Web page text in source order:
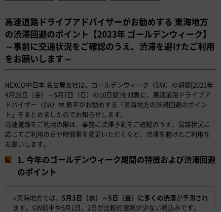
高速道路ドライブアドバイザーがお勧めする 東海地方
の渋滞回避のポイント【2023年 ゴールデンウィーク】
～事前に交通状況をご確認のうえ、渋滞を避けたご利用
をお願いします～
NEXCO中日本 名古屋支社は、ゴールデンウィーク（GW）の期間[2023年
4月28日（金）～5月7日（日）の10日間]を対象に、高速道路ドライブア
ドバイザー（DA）林 修平がお勧めする「東海地方の渋滞回避のポイン
ト」をまとめましたのでお知らせします。
高速道路をご利用の際は、事前に渋滞予測をご確認のうえ、混雑状況に
応じてご利用の日や時間帯を変更いただくなど、渋滞を避けたご利用を
お願いします。
1. 今年のゴールデンウィーク期間の特徴および渋滞回避
のポイント
○東海地方では、 5月3日（水）～5日（金）に多くの渋滞が予測され
ます。GW前半や5月1日、2日が比較的混雑が少ない見込みです。